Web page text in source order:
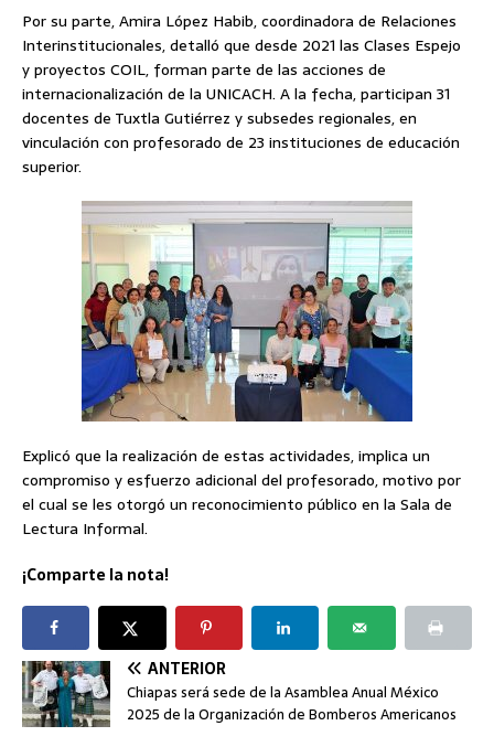
Por su parte, Amira López Habib, coordinadora de Relaciones
Interinstitucionales, detalló que desde 2021 las Clases Espejo
y proyectos COIL, forman parte de las acciones de
internacionalización de la UNICACH. A la fecha, participan 31
docentes de Tuxtla Gutiérrez y subsedes regionales, en
vinculación con profesorado de 23 instituciones de educación
superior.
Explicó que la realización de estas actividades, implica un
compromiso y esfuerzo adicional del profesorado, motivo por
el cual se les otorgó un reconocimiento público en la Sala de
Lectura Informal.
¡Comparte la nota!
ANTERIOR
Chiapas será sede de la Asamblea Anual México
2025 de la Organización de Bomberos Americanos